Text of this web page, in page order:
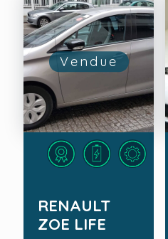
Vendue
RENAULT
ZOE LIFE